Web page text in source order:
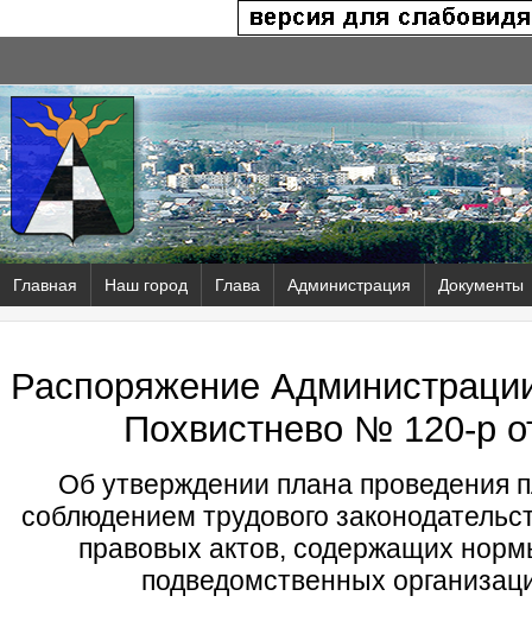
Главная Наш город Глава Администрация Документы
Распоряжение Администрации
Похвистнево № 120-р
Об утверждении плана проведения
соблюдением трудового
правовых актов, содержащих
подведомственных